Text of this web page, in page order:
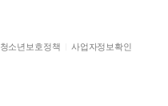
청소년보호정책 사업자정보확인